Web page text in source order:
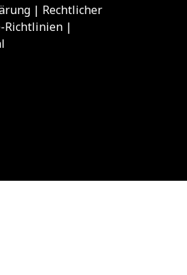
| Rechtlicher
Richtlinien |